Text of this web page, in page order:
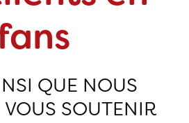
QUE NOUS
SOUTENIR